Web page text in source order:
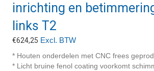
inrichting en
links T2
€624,25 Excl. BTW
* Houten onderdelen met CNC frees
* Licht bruine fenol coating voorkomt